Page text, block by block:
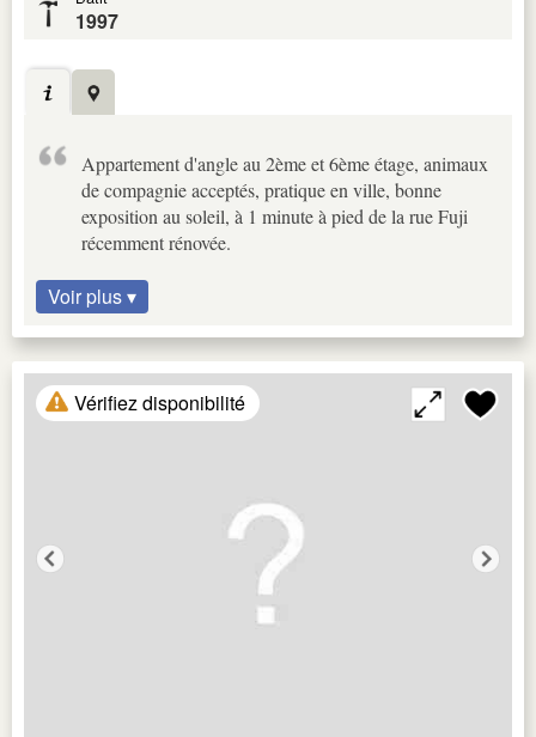
1997
Appartement d'angle au 2ème et 6ème étage, animaux
de compagnie acceptés, pratique en ville, bonne
exposition au soleil, à 1 minute à pied de la rue Fuji
récemment rénovée.
Voir plus ▾
Vérifiez disponibilité